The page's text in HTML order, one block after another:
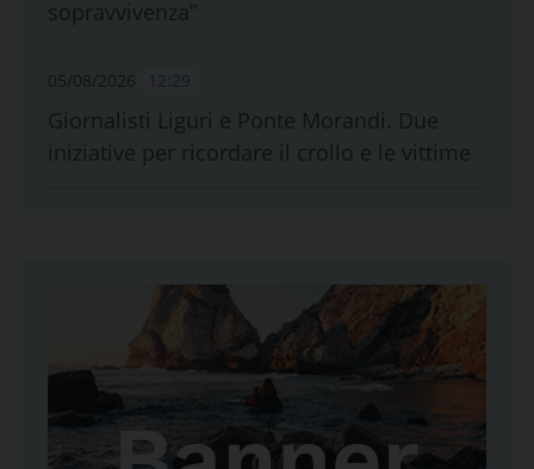
sopravvivenza”
05/08/2026
Giornalisti Liguri e Ponte Morandi. Due
iniziative per ricordare il crollo e le vittime